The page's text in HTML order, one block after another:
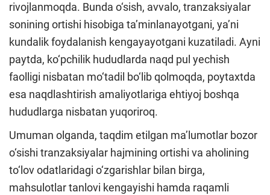
rivojlanmoqda. Bunda o‘sish, avvalo, tranzaksiyalar
sonining ortishi hisobiga ta’minlanayotgani, ya’ni
kundalik foydalanish kengayayotgani kuzatiladi. Ayni
paytda, ko‘pchilik hududlarda naqd pul yechish
faolligi nisbatan mo‘tadil bo‘lib qolmoqda, poytaxtda
esa naqdlashtirish amaliyotlariga ehtiyoj boshqa
hududlarga nisbatan yuqoriroq.
Umuman olganda, taqdim etilgan ma’lumotlar bozor
o‘sishi tranzaksiyalar hajmining ortishi va aholining
to‘lov odatlaridagi o‘zgarishlar bilan birga,
mahsulotlar tanlovi kengayishi hamda raqamli